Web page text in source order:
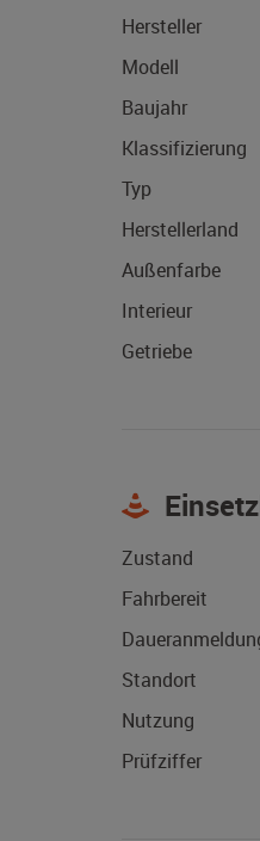
Hersteller
Modell
Baujahr
Klassifizierung
Typ
Herstellerland
Außenfarbe
Interieur
Getriebe
Zustand
Fahrbereit
Standort
Nutzung
Prüfziffer